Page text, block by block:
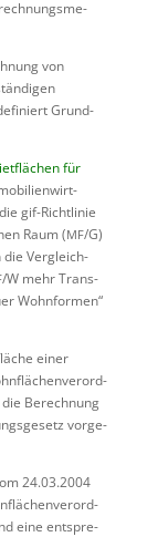
von
Grund­
für
gif-Richt­linie
Raum (MF/G)
die Vergleich­
/W mehr Trans­
Wohnformen“
einer
Berech­nung
vorge­
24.03.2004
eine entspre­